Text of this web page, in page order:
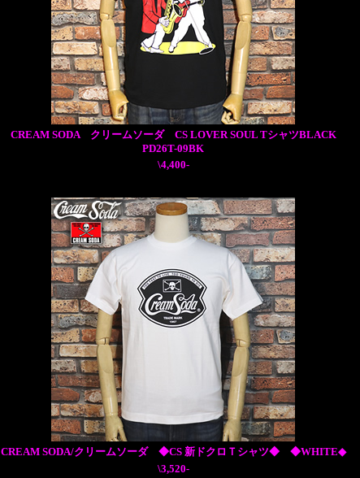
CREAM SODA クリームソーダ CS LOVER SOUL TシャツBLACK
PD26T-09BK
\4,400-
CREAM SODA/クリームソーダ ◆CS 新ドクロＴシャツ◆ ◆WHITE◆
\3,520-